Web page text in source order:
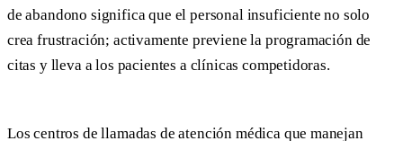
de abandono significa que el personal insuficiente no solo
crea frustración; activamente previene la programación de
citas y lleva a los pacientes a clínicas competidoras.
Los centros de llamadas de atención médica que manejan